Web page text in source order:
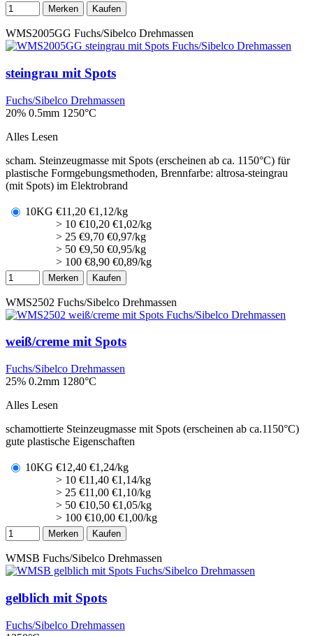
Merken Kaufen
WMS2005GG Fuchs/Sibelco Drehmassen
steingrau mit Spots
Fuchs/Sibelco Drehmassen
20% 0.5mm 1250°C
Alles Lesen
scham. Steinzeugmasse mit Spots (erscheinen ab ca. 1150°C) für
plastische Formgebungsmethoden, Brennfarbe: altrosa-steingrau
(mit Spots) im Elektrobrand
10KG €11,20 €1,12/kg
> 10 €10,20 €1,02/kg
> 25 €9,70 €0,97/kg
> 50 €9,50 €0,95/kg
> 100 €8,90 €0,89/kg
Merken Kaufen
WMS2502 Fuchs/Sibelco Drehmassen
weiß/creme mit Spots
Fuchs/Sibelco Drehmassen
25% 0.2mm 1280°C
Alles Lesen
schamottierte Steinzeugmasse mit Spots (erscheinen ab ca.1150°C)
gute plastische Eigenschaften
10KG €12,40 €1,24/kg
> 10 €11,40 €1,14/kg
> 25 €11,00 €1,10/kg
> 50 €10,50 €1,05/kg
> 100 €10,00 €1,00/kg
Merken Kaufen
WMSB Fuchs/Sibelco Drehmassen
gelblich mit Spots
Fuchs/Sibelco Drehmassen